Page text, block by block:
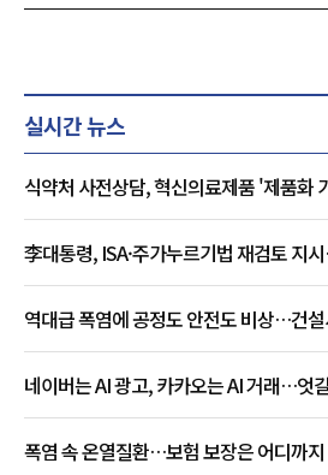
실시간 뉴스
식약처 사전상담, 혁신의료제품 '제품화
李대통령, ISA·주가누르기법 재검토 지
역대급 폭염에 공정도 안전도 비상…건
네이버는 AI 광고, 카카오는 AI 거래…엇
폭염 속 온열질환…보험 보장은 어디까지